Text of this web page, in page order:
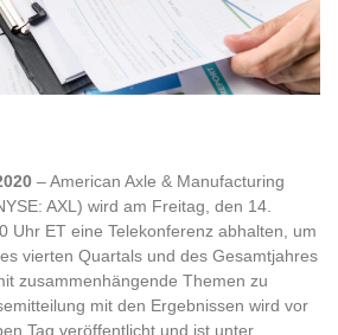
– American Axle & Manufacturing
AXL) wird am Freitag, den 14.
Uhr ET eine Telekonferenz abhalten, um
vierten Quartals und des Gesamtjahres
zusammenhängende Themen zu
mit den Ergebnissen wird vor
Tag veröffentlicht und ist unter